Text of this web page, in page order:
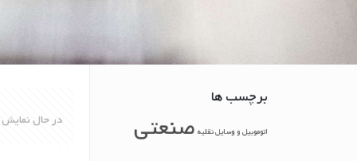
در حال نمایش 2 نتیجه
برچسب ها
اتوموبیل و وسایل نقلیه صنعتی